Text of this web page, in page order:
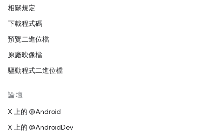
相關規定
下載程式碼
預覽二進位檔
原廠映像檔
驅動程式二進位檔
論壇
X 上的 @Android
X 上的 @AndroidDev